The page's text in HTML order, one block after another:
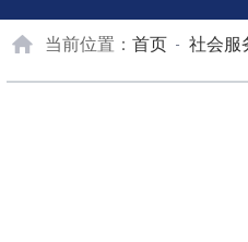
当前位置： 首页 社会服